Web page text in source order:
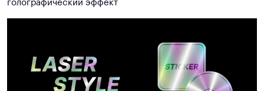
голографический эффект